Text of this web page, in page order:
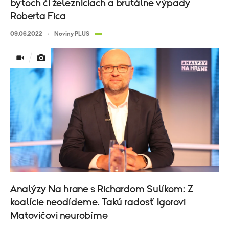
bytoch či železniciach a brutálne výpady
Roberta Fica
09.06.2022 Noviny PLUS
Analýzy Na hrane s Richardom Sulíkom: Z
koalície neodídeme. Takú radosť Igorovi
Matovičovi neurobíme